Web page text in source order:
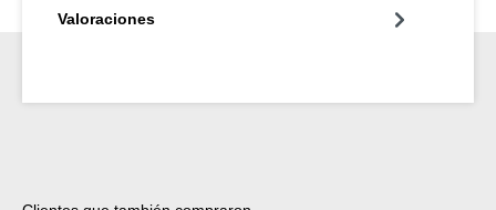
Valoraciones